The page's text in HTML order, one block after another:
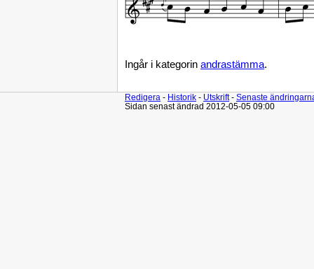
Ingår i kategorin andrastämma.
Redigera - Historik - Utskrift- Senaste
Sidan senast ändrad 2012-05-05 09:00